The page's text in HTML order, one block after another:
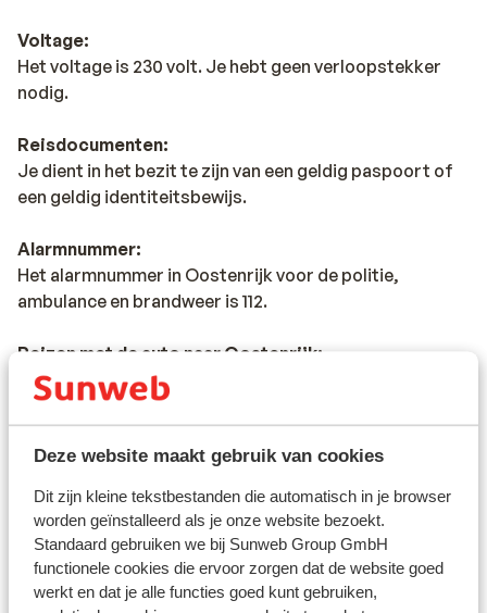
Deze website maakt gebruik van cookies
Dit zijn kleine tekstbestanden die automatisch in je browser
worden geïnstalleerd als je onze website bezoekt.
Standaard gebruiken we bij Sunweb Group GmbH
functionele cookies die ervoor zorgen dat de website goed
werkt en dat je alle functies goed kunt gebruiken,
Voltage:
Het voltage is 230 volt. Je hebt geen verloopstekker
nodig.
Reisdocumenten:
Je dient in het bezit te zijn van een geldig paspoort of
een geldig identiteitsbewijs.
Alarmnummer:
Het alarmnummer in Oostenrijk voor de politie,
ambulance en brandweer is 112.
Reizen met de auto naar Oostenrijk:
•de maximum snelheid op de snelwegen is 130 km/uur.
Op sommige snelwegen is de maximum snelheid tussen
22.00-05.00 uur 110 km/uur. Dit wordt ter plaatse d.m.v.
borden aangegeven.
auto te hebben:
-gevarendriehoek
-verbanddoos
-veiligheidsvest met reflecterende strepen. De